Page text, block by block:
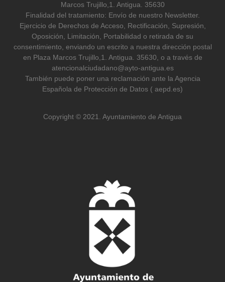
Marcos Trujillo,1. Antigua. 35630
Finalidad del tratamiento: Envío de nuestro Newsletter.
Ejercicio de Derechos de Acceso, Rectificación, Supresión,
Oposición, Limitación, Portabilidad o retirada de su
consentimiento, enviando un escrito a nuestra dirección postal
en Plaza Marcos Trujillo,1. Antigua. 35630, o a través de
atencionalciudadano@ayto-antigua.es
También puede poner una reclamación ante la Agencia
Española de Protección de Datos ( aepd.es)
Copyright © 2021. Ayuntamiento de Antigua